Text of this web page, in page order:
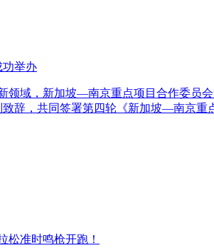
功举办
领域，新加坡—南京重点项目合作委
辞，共同签署第四轮《新加坡—南京
松准时鸣枪开跑！